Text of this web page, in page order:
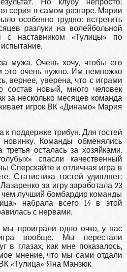
Но клубу непросто:
серия в самом разгаре. Марии
особенно трудно: встретить
разлуки на волейбольной
с наставником «Тулицы» по
мужа. Очень хочу, чтобы его
это очень нужно. Им немножко
вернее, уверена, что с играми
состав новый, много человек
за несколько месяцев команда
игрок ВК «Динамо» Мария
к поддержке трибун. Для гостей
Команды обменялись
осталась за хозяйками.
спасли качественный
Сперскайте и отличная игра в
Статистика гостей удивляет:
за игру заработала 23
лучший бомбардир команды
набрала всего 14 в этой
с нервами.
мы проиграли одно очко, у нас
вообще. Мы перестали
в глазах, как мне показалось,
мнение, что мы сами отдали
«Тулица» Яна Манзюк.